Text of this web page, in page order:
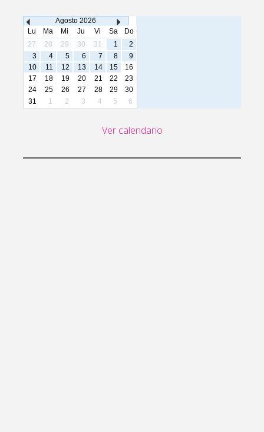
Agosto 2026
Lu
Ma Mi Ju Vi Sa
Do
27
28 29 30 31 1
2
3
4 5 6 7 8
9
10
11 12 13 14 15
16
17
18 19 20 21 22
23
24
25 26 27 28 29
30
31
1 2 3 4 5 6
Ver calendario